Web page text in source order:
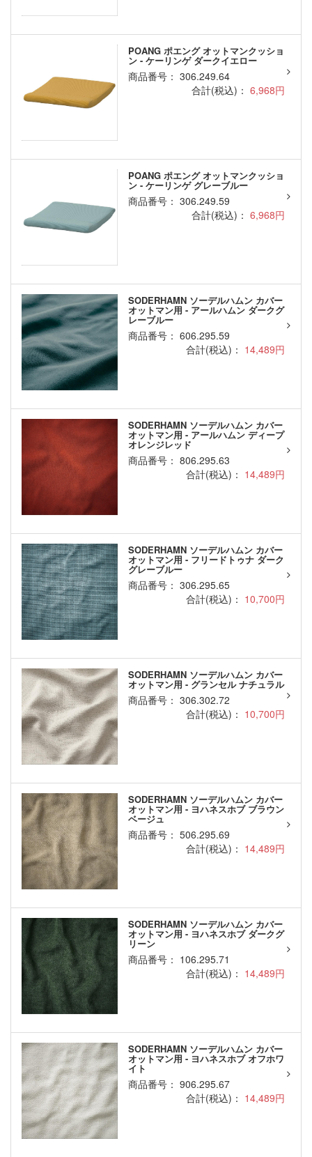
POANG ポエング オットマンクッショ
ン - ケーリンゲ ダークイエロー
商品番号： 306.249.64
合計(税込)： 6,968円
POANG ポエング オットマンクッショ
ン - ケーリンゲ グレーブルー
商品番号： 306.249.59
合計(税込)： 6,968円
SODERHAMN ソーデルハムン カバー
オットマン用 - アールハムン ダークグ
レーブルー
商品番号： 606.295.59
合計(税込)： 14,489円
SODERHAMN ソーデルハムン カバー
オットマン用 - アールハムン ディープ
オレンジレッド
商品番号： 806.295.63
合計(税込)： 14,489円
SODERHAMN ソーデルハムン カバー
オットマン用 - フリードトゥナ ダーク
グレーブルー
商品番号： 306.295.65
合計(税込)： 10,700円
SODERHAMN ソーデルハムン カバー
オットマン用 - グランセル ナチュラル
商品番号： 306.302.72
合計(税込)： 10,700円
SODERHAMN ソーデルハムン カバー
オットマン用 - ヨハネスホブ ブラウン
ベージュ
商品番号： 506.295.69
合計(税込)： 14,489円
SODERHAMN ソーデルハムン カバー
オットマン用 - ヨハネスホブ ダークグ
リーン
商品番号： 106.295.71
合計(税込)： 14,489円
SODERHAMN ソーデルハムン カバー
オットマン用 - ヨハネスホブ オフホワ
イト
商品番号： 906.295.67
合計(税込)： 14,489円